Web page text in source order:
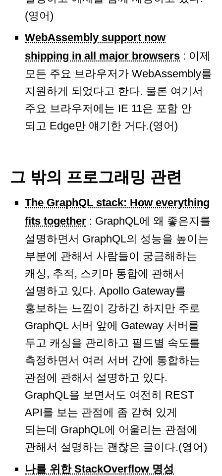
(영어)
WebAssembly support now
shipping in all major browsers : 이제
모든 주요 브라우저가 WebAssembly를
지원하게 되었다고 한다. 물론 여기서
주요 브라우저에는 IE 11은 포함 안
되고 Edge만 얘기한 거다.(영어)
그 밖의 프로그래밍 관련
The GraphQL stack: How everything
fits together : GraphQL에 왜 좋은지를
설명하면서 GraphQL의 성능을 높이는
부분에 관해서 사람들이 궁금해하는
캐싱, 추적, 스키마 통합에 관해서
설명하고 있다. Apollo Gateway를
홍보하는 느낌이 강하긴 하지만 주로
GraphQL 서버 앞에 Gateway 서버를
두고 캐싱을 관리하고 필드별 속도를
측정하면서 여러 서버 간에 통합하는
관점에 관해서 설명하고 있다.
GraphQL을 보면서도 여전히 REST
API를 보는 관점에 좀 갇혀 있게
되는데 GraphQL에 어울리는 관점에
관해서 설명하는 괜찮은 글이다.(영어)
나를 위한 StackOverflow 명성